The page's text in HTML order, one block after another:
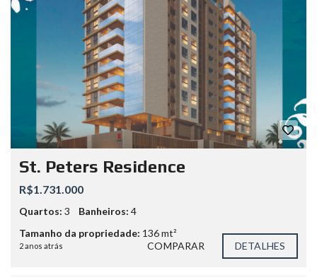
St. Peters Residence
R$1.731.000
Quartos: 3 Banheiros: 4
Tamanho da propriedade: 136 mt²
2 anos atrás COMPARAR DETALHES